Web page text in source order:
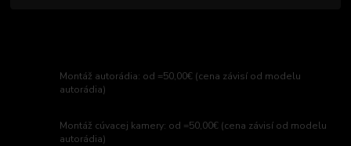
Montáž autorádia: od =50,00€ (cena závisí od modelu
autorádia)
Montáž cúvacej kamery: od =50,00€ (cena závisí od modelu
autorádia)